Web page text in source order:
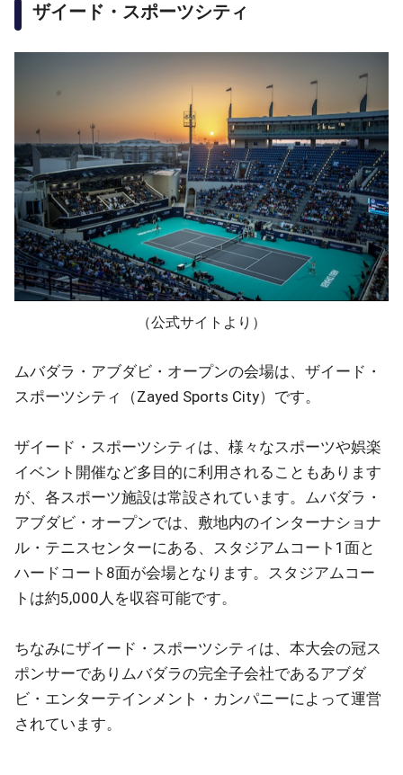
ザイード・スポーツシティ
（公式サイトより）
ムバダラ・アブダビ・オープンの会場は、ザイード・
スポーツシティ（Zayed Sports City）です。
ザイード・スポーツシティは、様々なスポーツや娯楽
イベント開催など多目的に利用されることもあります
が、各スポーツ施設は常設されています。ムバダラ・
アブダビ・オープンでは、敷地内のインターナショナ
ル・テニスセンターにある、スタジアムコート1面と
ハードコート8面が会場となります。スタジアムコー
トは約5,000人を収容可能です。
ちなみにザイード・スポーツシティは、本大会の冠ス
ポンサーでありムバダラの完全子会社であるアブダ
ビ・エンターテインメント・カンパニーによって運営
されています。